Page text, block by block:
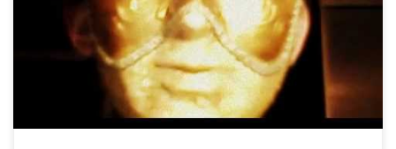
поэзии, вроде неплохо получилось, говорят, что детей
пугать можно.